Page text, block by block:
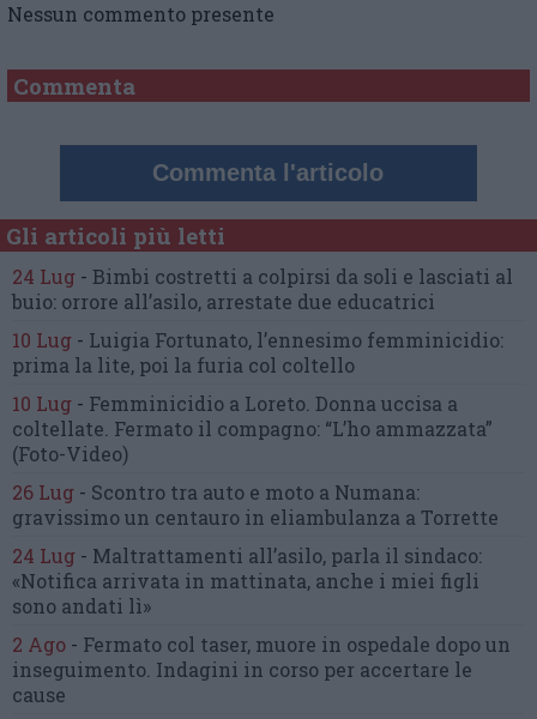
Nessun commento presente
Commenta
Commenta l'articolo
Gli articoli più letti
24 Lug - Bimbi costretti a colpirsi da soli e lasciati al
buio: orrore all’asilo, arrestate due educatrici
10 Lug - Luigia Fortunato, l’ennesimo femminicidio:
prima la lite, poi la furia col coltello
10 Lug - Femminicidio a Loreto. Donna uccisa a
coltellate. Fermato il compagno: “L’ho ammazzata”
(Foto-Video)
26 Lug - Scontro tra auto e moto a Numana:
gravissimo un centauro in eliambulanza a Torrette
24 Lug - Maltrattamenti all’asilo, parla il sindaco:
«Notifica arrivata in mattinata, anche i miei figli
sono andati lì»
2 Ago - Fermato col taser, muore in ospedale dopo un
inseguimento. Indagini in corso per accertare le
cause